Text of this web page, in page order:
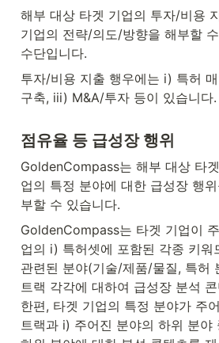
해부 대상 타겟 기업의 투자/비용
기업의 전략/의도/방향을 해부할
수단입니다.
투자/비용 지출 행우에는 i) 특허
구축, iii) M&A/투자 등이 있습니다.
점유율 등 급성장 행위
GoldenCompass는 해부 대상 타
업의 특정 분야에 대한 급성장 행
부할 수 있습니다.
GoldenCompass는 타겟 기업이
업의 i) 특허셋에 포함된 각종 키
관련된 분야(기술/제품/물질, 특허
트랙 각각에 대하여 급성장 분석
한편, 타겟 기업의 특정 분야가 주
트랙과 i) 주어진 분야의 하위 분야